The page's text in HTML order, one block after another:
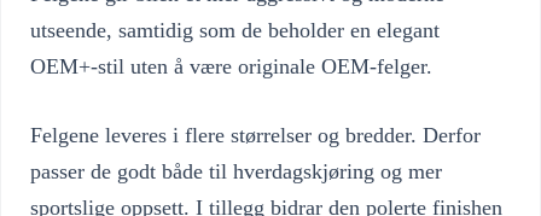
utseende, samtidig som de beholder en elegant
OEM+-stil uten å være originale OEM-felger.
Felgene leveres i flere størrelser og bredder. Derfor
passer de godt både til hverdagskjøring og mer
sportslige oppsett. I tillegg bidrar den polerte finishen